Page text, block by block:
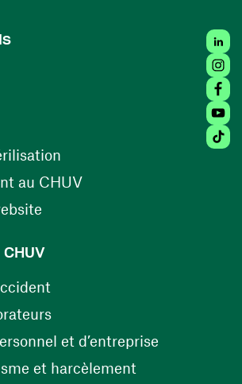
une nouvelle fenêtre)
(ouvre une nouvelle
au CHUV(ouvre une nouvelle
(ouvre une nouvelle fenêtre)
et d’entreprise
et harcèlement